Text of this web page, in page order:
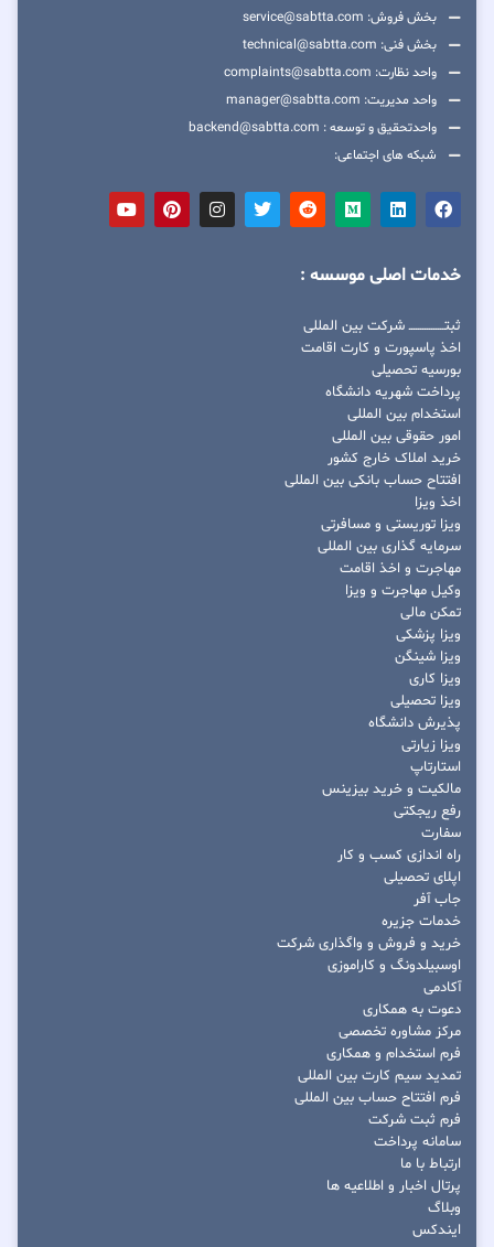
بخش فروش: service@sabtta.com
بخش فنی: technical@sabtta.com
واحد نظارت: complaints@sabtta.com
واحد مدیریت: manager@sabtta.com
واحدتحقیق و توسعه : backend@sabtta.com
شبکه های اجتماعی:
خدمات اصلی موسسه :
ثبتــــــــــــــــ شرکت بین المللی
اخذ پاسپورت و کارت اقامت
بورسیه تحصیلی
پرداخت شهریه دانشگاه
استخدام بین المللی
امور حقوقی بین المللی
خرید املاک خارج کشور
افتتاح حساب بانکی بین المللی
اخذ ویزا
ویزا توریستی و مسافرتی
سرمایه گذاری بین المللی
مهاجرت و اخذ اقامت
وکیل مهاجرت و ویزا
تمکن مالی
ویزا پزشکی
ویزا شینگن
ویزا کاری
ویزا تحصیلی
پذیرش دانشگاه
ویزا زیارتی
استارتاپ
مالکیت و خرید بیزینس
رفع ریجکتی
سفارت
راه اندازی کسب و کار
اپلای تحصیلی
جاب آفر
خدمات جزیره
خرید و فروش و واگذاری شرکت
اوسبیلدونگ و کاراموزی
آکادمی
دعوت به همکاری
مرکز مشاوره تخصصی
فرم استخدام و همکاری
تمدید سیم کارت بین المللی
فرم افتتاح حساب بین المللی
فرم ثبت شرکت
سامانه پرداخت
ارتباط با ما
پرتال اخبار و اطلاعیه ها
وبلاگ
ایندکس